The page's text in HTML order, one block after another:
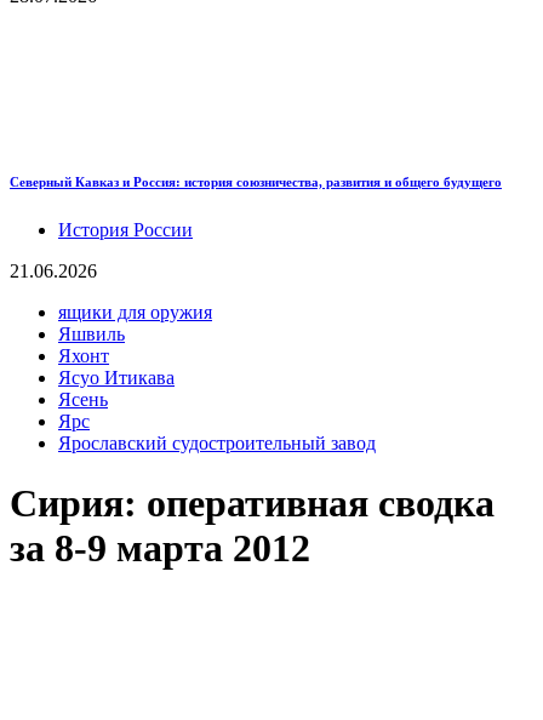
Северный Кавказ и Россия: история союзничества, развития и общего будущего
История России
21.06.2026
ящики для оружия
Яшвиль
Яхонт
Ясуо Итикава
Ясень
Ярс
Ярославский судостроительный завод
Сирия: оперативная сводка
за 8-9 марта 2012